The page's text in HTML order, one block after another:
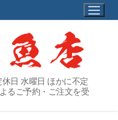
日 水曜日 ほかに不定
るご予約・ご注文を受